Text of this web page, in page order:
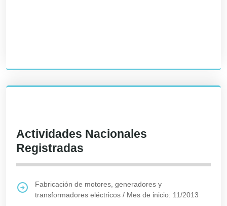
Actividades Nacionales
Registradas
Fabricación de motores, generadores y
transformadores eléctricos / Mes de inicio: 11/2013